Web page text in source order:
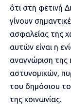
ότι στη φετινή
γίνουν
ασφαλείας της
αυτών είναι η
αναγνώριση της
αστυνομικών,
του δημόσιου
της κοινωνίας.